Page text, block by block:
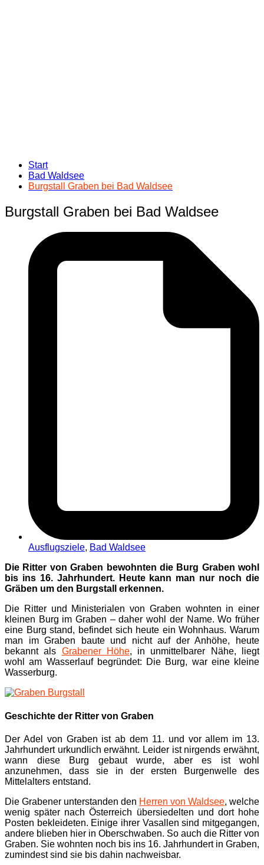
Start
Bad Waldsee
Burgstall Graben bei Bad Waldsee
Burgstall Graben bei Bad Waldsee
Ausflugsziele, Bad Waldsee
Die Ritter von Graben bewohnten die Burg Graben wohl
bis ins 16. Jahrhundert. Heute kann man nur noch die
Gräben um den Burgstall erkennen.
Die Ritter und Ministerialen von Graben wohnten in einer
kleinen Burg im Graben – daher wohl der Name. Wo früher
eine Burg stand, befindet sich heute ein Wohnhaus. Warum
man im Graben baute und nicht auf der Anhöhe, heute
bekannt als Grabener Höhe, in unmittelbarer Nähe, liegt
wohl am Wasserlauf begründet: Die Burg, war eine kleine
Wasserburg.
Geschichte der Ritter von Graben
Der Adel von Graben ist ab dem 11. und vor allem im 13.
Jahrhundert urkundlich erwähnt. Leider ist nirgends erwähnt,
wann diese Burg gebaut wurde, aber es ist wohl
anzunehmen, dass sie in der ersten Burgenwelle des
Mittelalters entstand.
Die Grabener unterstanden den Herren von Waldsee, welche
wenig später nach Österreich übersiedelten und dort hohe
Posten bekleideten. Einige ihrer Vasallen sind mitgegangen,
andere blieben hier in Oberschwaben. So auch die Ritter von
Graben. Sie wohnten noch bis ins 16. Jahrhundert in Graben,
zumindest sind sie bis dahin nachweisbar.